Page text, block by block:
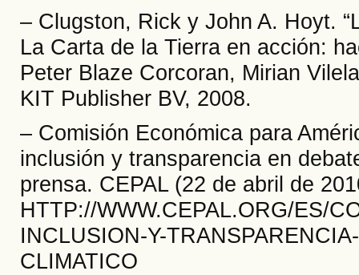
– Clugston, Rick y John A. Hoyt.
La Carta de la Tierra en acción:
Peter Blaze Corcoran, Mirian
KIT Publisher BV, 2008.
– Comisión Económica para
inclusión y transparencia en
prensa. CEPAL (22 de abril de
HTTP://WWW.CEPAL.ORG/ES/
INCLUSION-Y-
CLIMATICO